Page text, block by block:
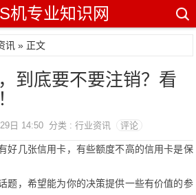
机专业知识网
讯 » 正文
到底要不要注销？看
日 14:50 分类 : 行业资讯 评论
好几张信用卡，有些额度不高的信用卡是保
题，希望能为你的决策提供一些有价值的参